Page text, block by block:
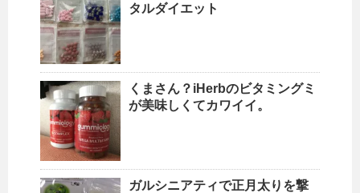
タルダイエット
くまさん？iHerbのビタミングミ
が美味しくてカワイイ。
ガルシニアティで正月太りを撃